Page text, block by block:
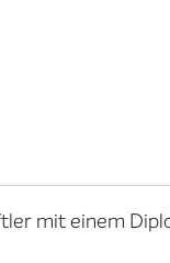
mit einem